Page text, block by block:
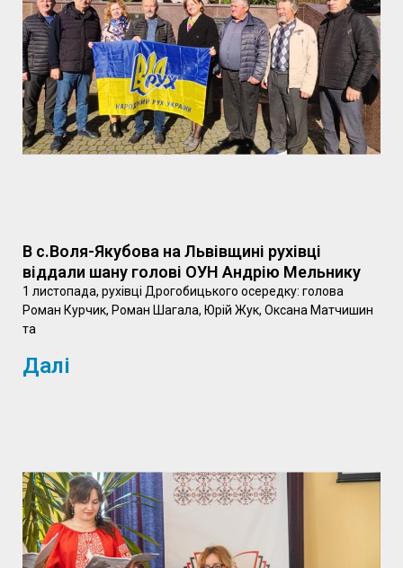
В с.Воля-Якубова на Львівщині рухівці
віддали шану голові ОУН Андрію Мельнику
1 листопада, рухівці Дрогобицького осередку: голова
Роман Курчик, Роман Шагала, Юрій Жук, Оксана Матчишин
та
Далі